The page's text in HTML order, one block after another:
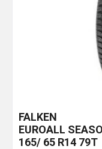
FALKEN
EUROALL
165/ 65 R14 79T